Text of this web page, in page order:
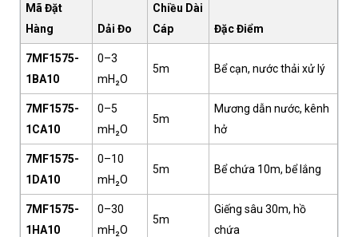
Mã Đặt
Hàng
Dải Đo
Chiều Dài
Cáp
Đặc Điểm
7MF1575-
1BA10
0–3
mH₂O
5m Bể cạn, nước thải xử lý
7MF1575-
1CA10
0–5
mH₂O
5m
Mương dẫn nước, kênh
hở
7MF1575-
1DA10
0–10
mH₂O
5m Bể chứa 10m, bể lắng
7MF1575-
1HA10
0–30
mH₂O
5m
Giếng sâu 30m, hồ
chứa